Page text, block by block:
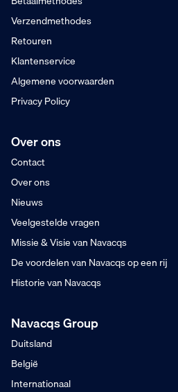
Verzendmethodes
Retouren
Klantenservice
Algemene voorwaarden
Privacy Policy
Over ons
Contact
Over ons
Nieuws
Veelgestelde vragen
Missie & Visie van Navacqs
De voordelen van Navacqs op een rij
Historie van Navacqs
Navacqs Group
Duitsland
België
Internationaal